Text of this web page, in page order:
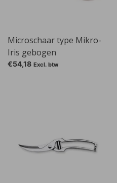
Microschaar type Mikro-
Iris gebogen
€54,18 Excl. btw